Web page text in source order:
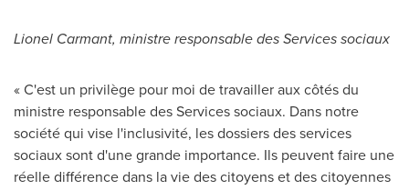
Lionel Carmant, ministre responsable des Services sociaux
« C'est un privilège pour moi de travailler aux côtés du
ministre responsable des Services sociaux. Dans notre
société qui vise l'inclusivité, les dossiers des services
sociaux sont d'une grande importance. Ils peuvent faire une
réelle différence dans la vie des citoyens et des citoyennes